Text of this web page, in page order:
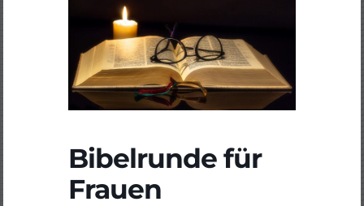
Bibelrunde für
Frauen